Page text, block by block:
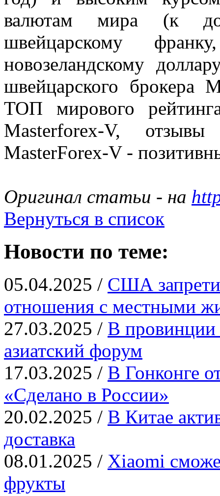
валютам мира (к
швейцарскому
новозеландскому
швейцарского брокера
ТОП мирового
Masterforex-V,
MasterForex-V -
Оригинал статьи - на
Вернуться в список
Новости по теме:
05.04.2025 / США
отношения с местными
27.03.2025 / В провинции
азиатский форум
17.03.2025 / В Гонконге
«Сделано в России»
20.02.2025 / В Китае
доставка
08.01.2025 / Xiaomi
фрукты